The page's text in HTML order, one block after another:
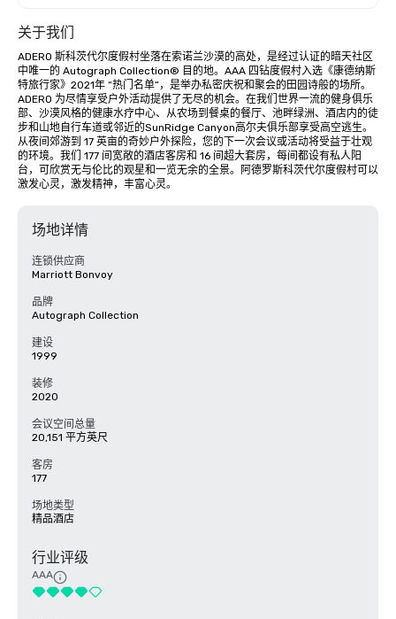
关于我们
ADERO 斯科茨代尔度假村坐落在索诺兰沙漠的高处，是经过认证的暗天社区
中唯一的 Autograph Collection® 目的地。AAA 四钻度假村入选《康德纳斯
特旅行家》2021年 “热门名单”，是举办私密庆祝和聚会的田园诗般的场所。
ADERO 为尽情享受户外活动提供了无尽的机会。在我们世界一流的健身俱乐
部、沙漠风格的健康水疗中心、从农场到餐桌的餐厅、池畔绿洲、酒店内的徒
步和山地自行车道或邻近的SunRidge Canyon高尔夫俱乐部享受高空逃生。
从夜间郊游到 17 英亩的奇妙户外探险，您的下一次会议或活动将受益于壮观
的环境。我们 177 间宽敞的酒店客房和 16 间超大套房，每间都设有私人阳
台，可欣赏无与伦比的观星和一览无余的全景。阿德罗斯科茨代尔度假村可以
激发心灵，激发精神，丰富心灵。
场地详情
连锁供应商
Marriott Bonvoy
品牌
Autograph Collection
建设
1999
装修
2020
会议空间总量
20,151 平方英尺
客房
177
场地类型
精品酒店
行业评级
AAA